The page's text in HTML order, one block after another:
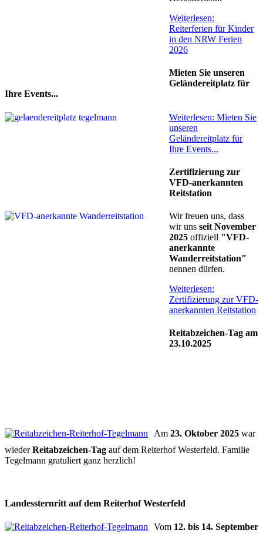
Weiterlesen:
Reiterferien für Kinder
in den NRW Ferien
2026
Mieten Sie unseren
Geländereitplatz für
Ihre Events...
Weiterlesen: Mieten Sie
unseren
Geländereitplatz für
Ihre Events...
Zertifizierung zur
VFD-anerkannten
Reitstation
Wir freuen uns, dass
wir uns seit November
2025 offiziell "VFD-
anerkannte
Wanderreitstation"
nennen dürfen.
Weiterlesen:
Zertifizierung zur VFD-
anerkannten Reitstation
Reitabzeichen-Tag am
23.10.2025
Am 23. Oktober 2025 war
wiederReitabzeichen-Tag auf dem Reiterhof Westerfeld. Familie
Tegelmann gratuliert ganz herzlich!
Landessternritt auf dem Reiterhof Westerfeld
Vom 12. bis 14. September